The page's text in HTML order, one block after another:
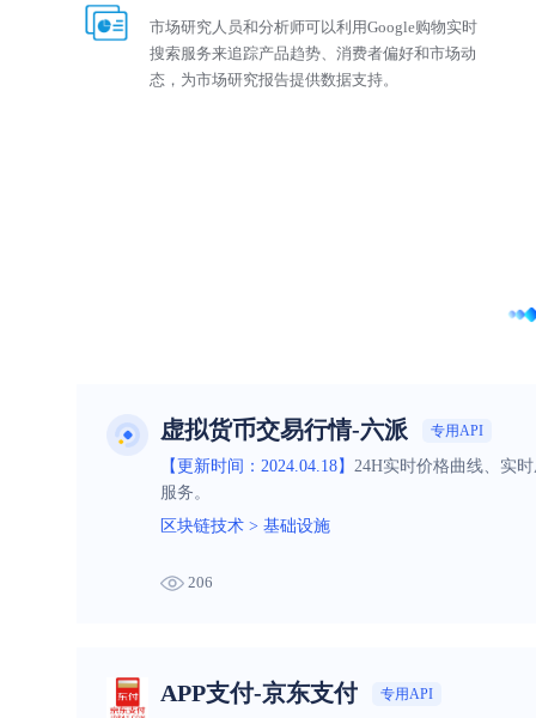
市场研究人员和分析师可以利用Google购物实时
搜索服务来追踪产品趋势、消费者偏好和市场动
态，为市场研究报告提供数据支持。
虚拟货币交易行情-六派 专用API
【更新时间：2024.04.18】 24H实时价格曲线、实
服务。
区块链技术 > 基础设施
206
APP支付-京东支付 专用API